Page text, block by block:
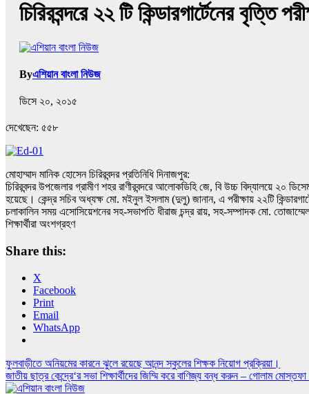
চিরিরবন্দরে ২২ টি কিন্ডারগার্টেনের বৃত্তি
Byএশিয়ান বাংলা নিউজ
ডিসে ২০, ২০১৫
দেখেছেন: ৫৫৮
মোহাম্মাদ মানিক হোসেন চিরিরবন্দর প্রতিনিধি দিনাজপুর:
চিরিরবন্দর উপজেলার গ্রামীণ শহর রাণীরবন্দরে আলোকডিহি জে, বি উচ্চ বিদ্যালয়ে ২০
হয়েছে। কেন্দ্র সচিব অধ্যক্ষ মো. মইনুল ইসলাম (দুলু) জানান, এ পরীক্ষায় ২২টি
চলাকালিন সময় এসোসিয়েশনের সহ-সভাপতি ধীরাজ চন্দ্র রায়, সহ-সম্পাদক মো.
শিক্ষার্থীরা অংশগ্রহণ
Share this:
X
Facebook
Print
Email
WhatsApp
Post
navigation
ফুলবাড়ীতে অনিয়মের কারনে ঝুলে রয়েছে আনন্দ স্কুলের শিক্ষক নিয়োগ প্রক্রিয়া।
জাতীয় ছাত্র কেন্দ্রে‘র সভা শিক্ষার্থীদের জিম্মি করে বাণিজ্য বন্ধ করুন – গোলাম